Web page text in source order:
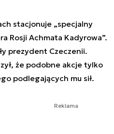
stacjonuje „specjalny
Rosji Achmata Kadyrowa”.
prezydent Czeczenii.
że podobne akcje tylko
podlegających mu sił.
Reklama